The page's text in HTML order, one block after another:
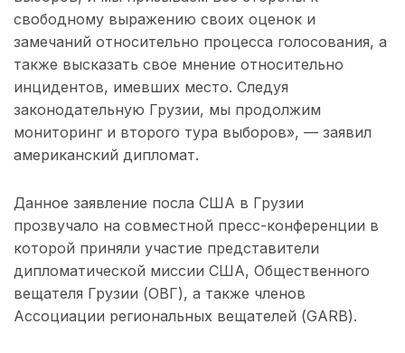
свободному выражению своих оценок и
замечаний относительно процесса голосования, а
также высказать свое мнение относительно
инцидентов, имевших место. Следуя
законодательную Грузии, мы продолжим
мониторинг и второго тура выборов», — заявил
американский дипломат.
Данное заявление посла США в Грузии
прозвучало на совместной пресс-конференции в
которой приняли участие представители
дипломатической миссии США, Общественного
вещателя Грузии (ОВГ), а также членов
Ассоциации региональных вещателей (GARB).